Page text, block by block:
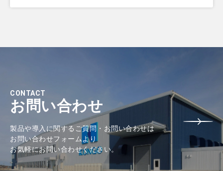
CONTACT
お問い合わせ
製品や導入に関するご質問・お問い合わせは
お問い合わせフォームより
お気軽にお問い合わせください。